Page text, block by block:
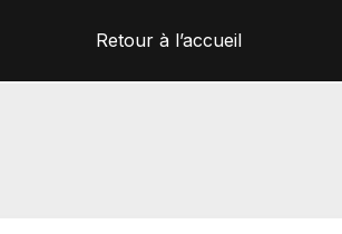
Retour à l’accueil